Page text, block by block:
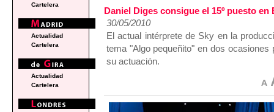
Daniel Diges consigue el 15º puesto en
30/05/2010
El actual intérprete de Sky en la
tema "Algo pequeñito" en dos
su actuación.
Cartelera
Actualidad
Cartelera
Actualidad
Cartelera